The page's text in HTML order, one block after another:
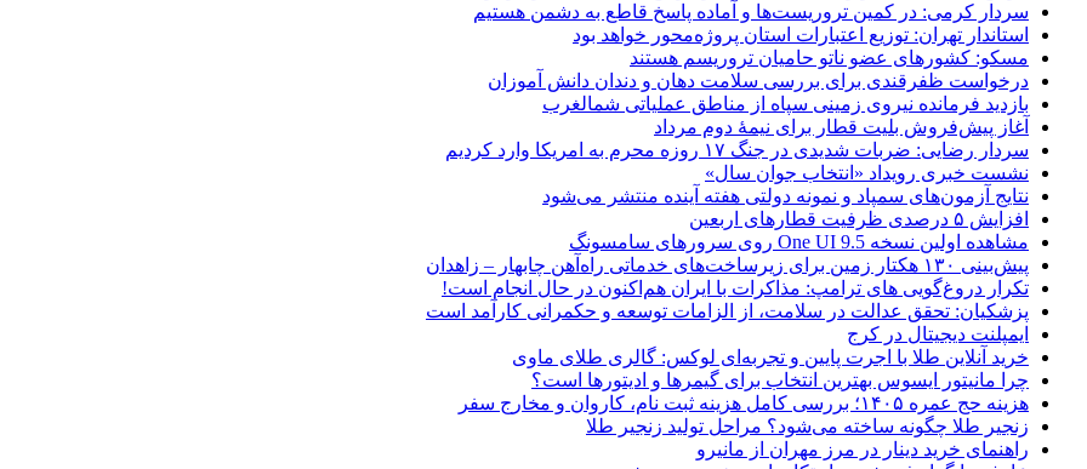
سردار کرمی: در کمین تروریست‌ها و آماده پاسخ قاطع به دشمن هستیم
استاندار تهران: توزیع اعتبارات استان پروژه‌محور خواهد بود
مسکو: کشورهای عضو ناتو حامیان تروریسم هستند
درخواست ظفرقندی برای بررسی سلامت دهان و دندان دانش آموزان
بازدید فرمانده نیروی زمینی سپاه از مناطق عملیاتی شمالغرب
آغاز پیش‌فروش بلیت قطار برای نیمۀ دوم مرداد
سردار رضایی: ضربات شدیدی در جنگ ۱۷ روزه محرم به امریکا وارد کردیم
نشست خبری رویداد «انتخاب جوان سال»
نتایج آزمون‌های سمپاد و نمونه دولتی هفته آینده منتشر می‌شود
افزایش ۵ درصدی ظرفیت قطارهای اربعین
مشاهده اولین نسخه One UI 9.5 روی سرورهای سامسونگ
پیش‌بینی ۱۳۰ هکتار زمین برای زیرساخت‌های خدماتی راه‌آهن چابهار – زاهدان
تکرار دروغ‌گویی های ترامپ: مذاکرات با ایران هم‌اکنون در حال انجام است!
پزشکیان: تحقق عدالت در سلامت، از الزامات توسعه و حکمرانی کارآمد است
ایمپلنت دیجیتال در کرج
خرید آنلاین طلا با اجرت پایین و تجربه‌ای لوکس: گالری طلای ماوی
چرا مانیتور ایسوس بهترین انتخاب برای گیمرها و ادیتورها است؟
هزینه حج عمره ۱۴۰۵؛ بررسی کامل هزینه ثبت نام، کاروان و مخارج سفر
زنجیر طلا چگونه ساخته می‌شود؟ مراحل تولید زنجیر طلا
راهنمای خرید دینار در مرز مهران از مانیرو